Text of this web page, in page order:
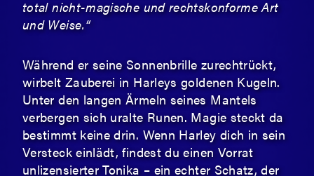
total nicht-magische und rechtskonforme Art
und Weise.“
Während er seine Sonnenbrille zurechtrückt,
wirbelt Zauberei in Harleys goldenen Kugeln.
Unter den langen Ärmeln seines Mantels
verbergen sich uralte Runen. Magie steckt da
bestimmt keine drin. Wenn Harley dich in sein
Versteck einlädt, findest du einen Vorrat
unlizensierter Tonika – ein echter Schatz, der